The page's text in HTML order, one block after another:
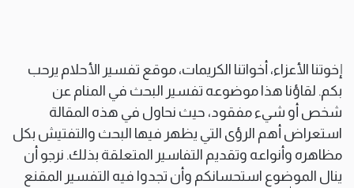
إخوتنا الأعزاء، أخواتنا الكريمات، موقع تفسير الأحلام يرحب
بكم. لقاؤنا هذا موضوعه تفسير البحث في المنام عن
شخص أو شيء مفقود، حيث نحاول في هذه المقالة
استعراض أهم الرؤى التي يظهر فيها البحث والتفتيش بكل
مظاهره وأنواعه وتقديم التفاسير المتعلقة بذلك. نرجو أن
ينال الموضوع استحسانكم وأن تجدوا فيه التفسير المقنع